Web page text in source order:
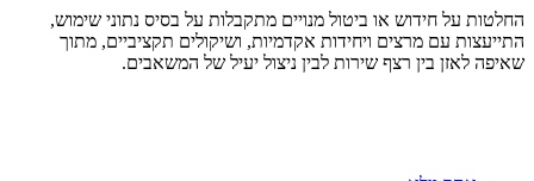
החלטות על חידוש או ביטול מנויים מתקבלות על בסיס נתוני שימוש,
התייעצות עם מרצים ויחידות אקדמיות, ושיקולים תקציביים, מתוך
שאיפה לאזן בין רצף שירות לבין ניצול יעיל של המשאבים.